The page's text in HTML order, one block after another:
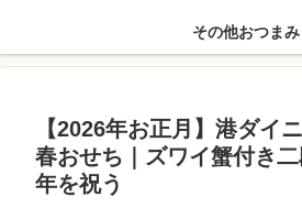
その他おつまみ
【2026年お正月】港ダイ
春おせち｜ズワイ蟹付き
年を祝う